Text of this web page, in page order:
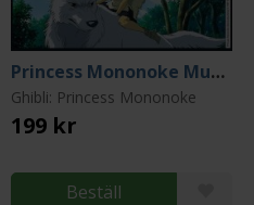
Princess Mononoke Mug 300 ml
Ghibli: Princess Mononoke
199 kr
Beställ